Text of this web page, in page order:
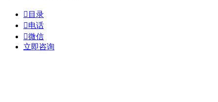
 目录
电话
微信
立即咨询